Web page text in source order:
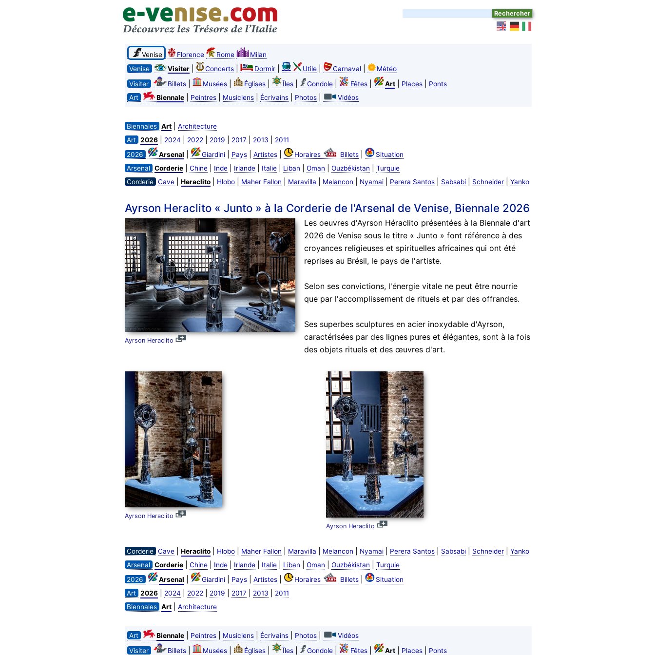
Venise Florence Rome
Milan
Venise
Visiter| Concerts| Dormir| Utile| Carnaval|
Météo
Visiter
Billets| Musées| Églises| Îles| Gondole| Fêtes| Art| Places|
Ponts
Art
Biennale| Peintres| Musiciens| Écrivains| Photos| Vidéos
Biennales Art| Architecture
Art 2026| 2024 2022 2019 2017 2013
2011
2026
Arsenal Giardini| Pays| Artistes| Horaires Billets|
Situation
Arsenal Corderie| Chine| Inde| Irlande| Italie| Liban Oman Ouzbékistan
Turquie
Corderie Cave| Heraclito| Hlobo| Maher Fallon Maravilla Melancon Nyamai| Perera Santos| Sabsabi| Schneider| Yanko
Ayrson Heraclito « Junto » à la Corderie de l'Arsenal de Venise, Biennale 2026
Ayrson Heraclito
Les oeuvres d'Ayrson Héraclito présentées à la Biennale d'art
2026 de Venise sous le titre « Junto » font référence à des
croyances religieuses et spirituelles africaines qui ont été
reprises au Brésil, le pays de l'artiste.
Selon ses convictions, l'énergie vitale ne peut être nourrie
que par l'accomplissement de rituels et par des offrandes.
Ses superbes sculptures en acier inoxydable d'Ayrson,
caractérisées par des lignes pures et élégantes, sont à la fois
des objets rituels et des œuvres d'art.
Ayrson Heraclito
Ayrson Heraclito
Corderie Cave| Heraclito| Hlobo| Maher Fallon Maravilla Melancon Nyamai| Perera Santos| Sabsabi| Schneider| Yanko
Arsenal Corderie| Chine| Inde| Irlande| Italie| Liban Oman Ouzbékistan
Turquie
2026
Arsenal Giardini| Pays| Artistes| Horaires Billets|
Situation
Art 2026| 2024 2022| 2019 2017 2013
2011
Biennales Art| Architecture
Art Biennale| Peintres| Musiciens| Écrivains| Photos|
Vidéos
Visiter
Billets| Musées| Églises| Îles| Gondole| Fêtes| Art| Places| Ponts